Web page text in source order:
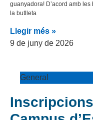
guanyadora! D’acord amb
la butlleta
Llegir més »
9 de juny de 2026
General